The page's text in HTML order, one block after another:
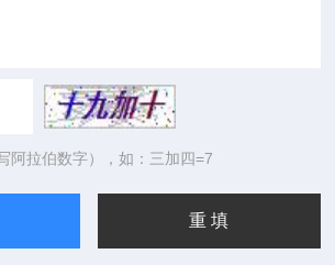
阿拉伯数字），如：三加四=7